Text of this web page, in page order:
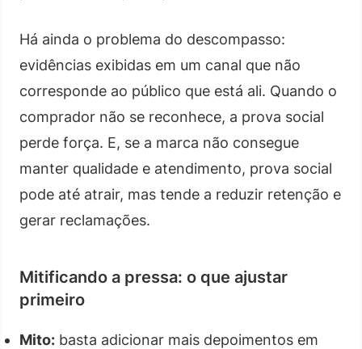
Há ainda o problema do descompasso:
evidências exibidas em um canal que não
corresponde ao público que está ali. Quando o
comprador não se reconhece, a prova social
perde força. E, se a marca não consegue
manter qualidade e atendimento, prova social
pode até atrair, mas tende a reduzir retenção e
gerar reclamações.
Mitificando a pressa: o que ajustar
primeiro
Mito: basta adicionar mais depoimentos em